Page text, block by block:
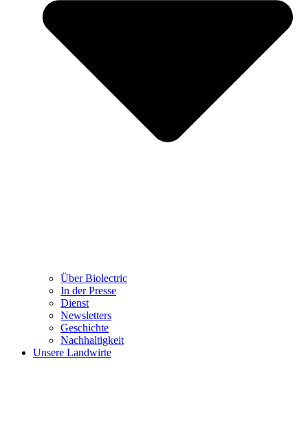
Über Biolectric
In der Presse
Dienst
Newsletters
Geschichte
Nachhaltigkeit
Unsere Landwirte